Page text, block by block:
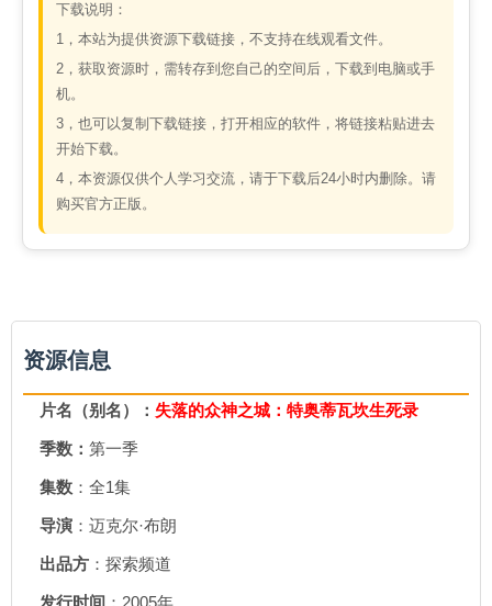
下载说明：
1，本站为提供资源下载链接，不支持在线观看文件。
2，获取资源时，需转存到您自己的空间后，下载到电脑或手
机。
3，也可以复制下载链接，打开相应的软件，将链接粘贴进去
开始下载。
4，本资源仅供个人学习交流，请于下载后24小时内删除。请
购买官方正版。
资源信息
片名（别名）： 失落的众神之城：特奥蒂瓦坎生死录
季数： 第一季
集数 ：全1集
导演 ：迈克尔·布朗
出品方 ：探索频道
发行时间 ：2005年